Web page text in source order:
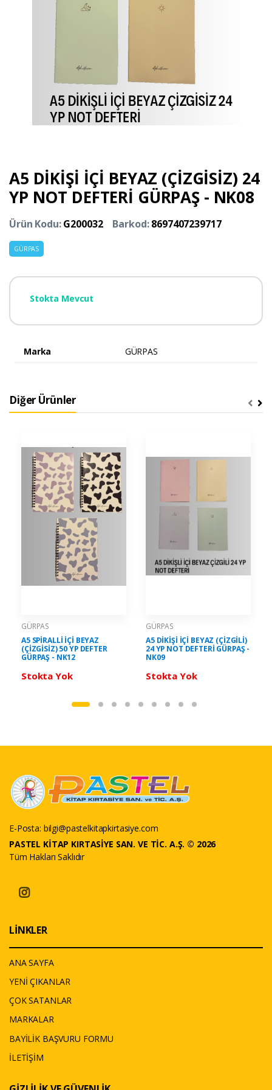
A5 DİKİŞİ İÇİ BEYAZ (ÇİZGİSİZ) 24
YP NOT DEFTERİ GÜRPAŞ - NK08
Ürün Kodu:G200032 Barkod:8697407239717
GÜRPAS
Stokta Mevcut
Marka GÜRPAS
Diğer Ürünler
GÜRPAS
A5 SPİRALLİ İÇİ BEYAZ
(ÇİZGİSİZ) 50 YP DEFTER
GÜRPAŞ - NK12
Stokta Yok
GÜRPAS
A5 DİKİŞİ İÇİ BEYAZ (ÇİZGİLİ)
24 YP NOT DEFTERİ GÜRPAŞ -
NK09
Stokta Yok
E-Posta: bilgi@pastelkitapkirtasiye.com
PASTEL KİTAP KIRTASİYE SAN. VE TİC. A.Ş. © 2026
Tüm Hakları Saklıdır
LİNKLER
ANA SAYFA
YENİ ÇIKANLAR
ÇOK SATANLAR
MARKALAR
BAYİLİK BAŞVURU FORMU
İLETİŞİM